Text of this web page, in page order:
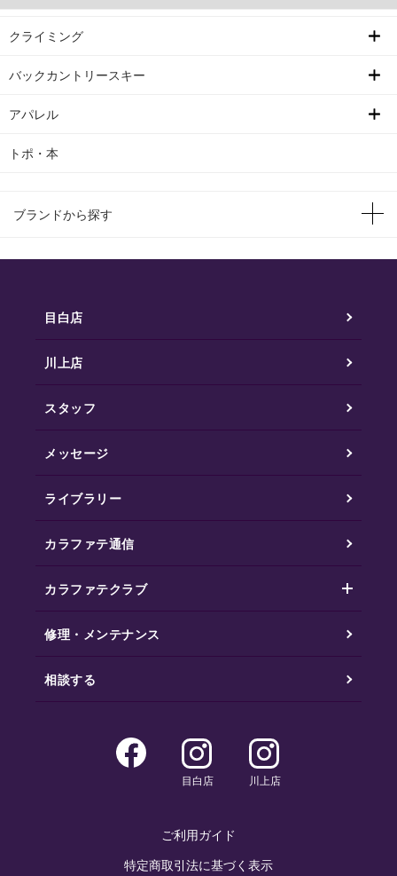
クライミング
バックカントリースキー
アパレル
トポ・本
ブランドから探す
目白店
川上店
スタッフ
メッセージ
ライブラリー
カラファテ通信
カラファテクラブ
修理・メンテナンス
相談する
目白店 川上店
ご利用ガイド
特定商取引法に基づく表示